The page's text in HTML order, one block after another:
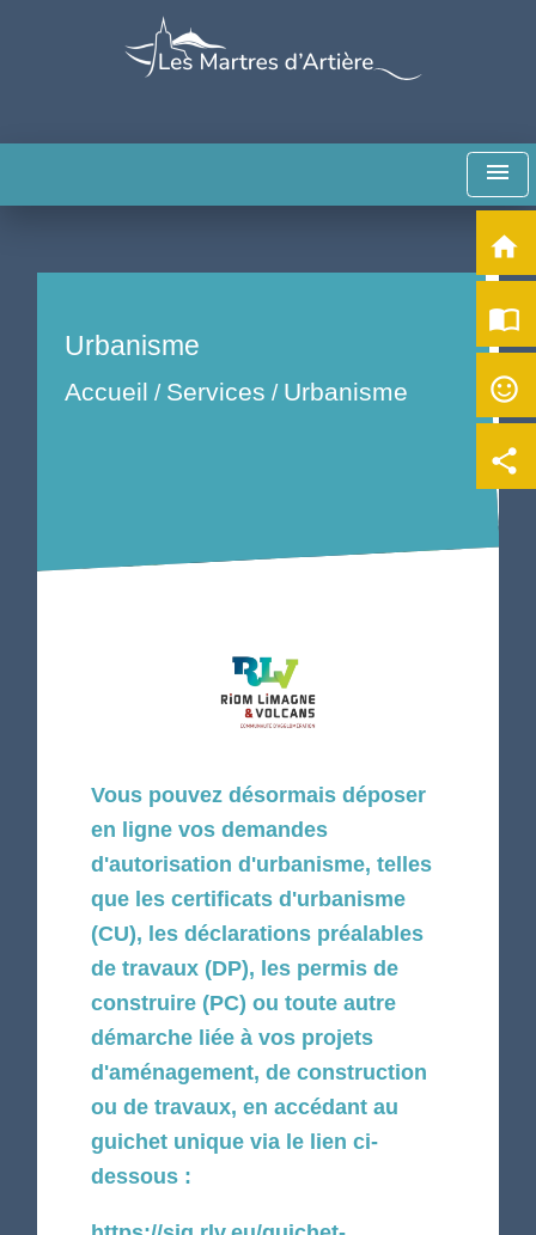
menu
Urbanisme
Accueil / Services / Urbanisme
Vous pouvez désormais déposer
en ligne vos demandes
d'autorisation d'urbanisme, telles
que les certificats d'urbanisme
(CU), les déclarations préalables
de travaux (DP), les permis de
construire (PC) ou toute autre
démarche liée à vos projets
d'aménagement, de construction
ou de travaux, en accédant au
guichet unique via le lien ci-
dessous :
home
import_contacts
sentiment_satisfied_alt
share